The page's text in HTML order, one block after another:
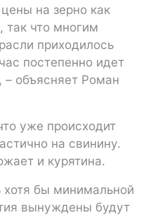
на зерно как
так что многим
приходилось
постепенно идет
– объясняет Роман
уже происходит
на свинину.
и курятина.
бы минимальной
вынуждены будут